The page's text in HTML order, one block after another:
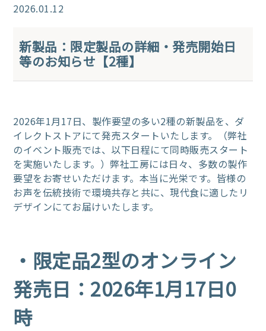
2026.01.12
新製品：限定製品の詳細・発売開始日
等のお知らせ【2種】
2026年1月17日、製作要望の多い2種の新製品を、ダ
イレクトストアにて発売スタートいたします。（弊社
のイベント販売では、以下日程にて同時販売スタート
を実施いたします。）弊社工房には日々、多数の製作
要望をお寄せいただけます。本当に光栄です。皆様の
お声を伝統技術で環境共存と共に、現代食に適したリ
デザインにてお届けいたします。
・限定品2型のオンライン
発売日：2026年1月17日0
時